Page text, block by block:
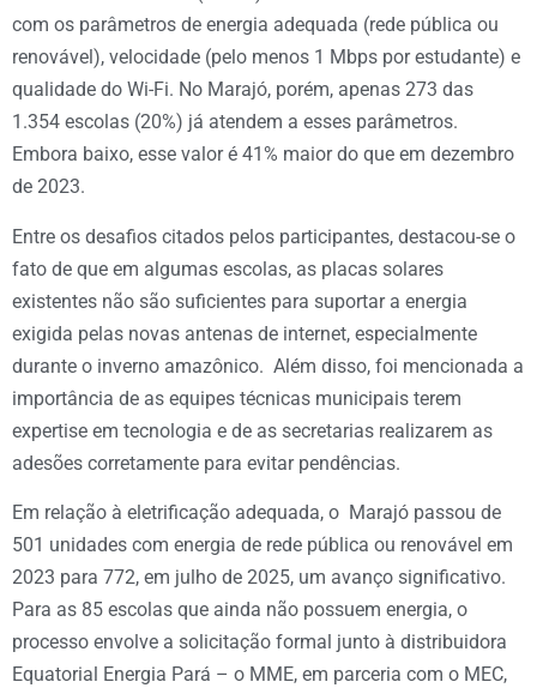
com os parâmetros de energia adequada (rede pública ou
renovável), velocidade (pelo menos 1 Mbps por estudante) e
qualidade do Wi-Fi. No Marajó, porém, apenas 273 das
1.354 escolas (20%) já atendem a esses parâmetros.
Embora baixo, esse valor é 41% maior do que em dezembro
de 2023.
Entre os desafios citados pelos participantes, destacou-se o
fato de que em algumas escolas, as placas solares
existentes não são suficientes para suportar a energia
exigida pelas novas antenas de internet, especialmente
durante o inverno amazônico. Além disso, foi mencionada a
importância de as equipes técnicas municipais terem
expertise em tecnologia e de as secretarias realizarem as
adesões corretamente para evitar pendências.
Em relação à eletrificação adequada, o Marajó passou de
501 unidades com energia de rede pública ou renovável em
2023 para 772, em julho de 2025, um avanço significativo.
Para as 85 escolas que ainda não possuem energia, o
processo envolve a solicitação formal junto à distribuidora
Equatorial Energia Pará – o MME, em parceria com o MEC,